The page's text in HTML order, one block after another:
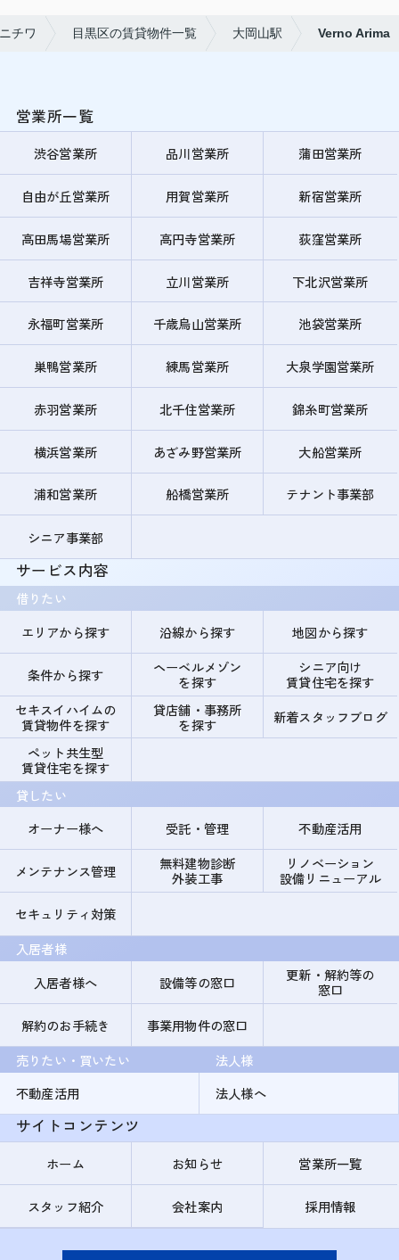
チワ 目黒区の賃貸物件一覧 大岡山駅 Verno Arima
営業所一覧
渋谷営業所 品川営業所 蒲田営業所
自由が丘営業所 用賀営業所 新宿営業所
高田馬場営業所 高円寺営業所 荻窪営業所
吉祥寺営業所 立川営業所 下北沢営業所
永福町営業所 千歳烏山営業所 池袋営業所
巣鴨営業所 練馬営業所 大泉学園営業所
赤羽営業所 北千住営業所 錦糸町営業所
横浜営業所 あざみ野営業所 大船営業所
浦和営業所 船橋営業所 テナント事業部
シニア事業部
サービス内容
借りたい
エリアから探す
沿線から探す 地図から探す
条件から探す
ヘーベルメゾン
を探す
シニア向け
賃貸住宅を探す
セキスイハイムの
賃貸物件を探す
貸店舗・事務所
を探す
新着スタッフブログ
ペット共生型
賃貸住宅を探す
貸したい
オーナー様へ
受託・管理 不動産活用
メンテナンス管理
無料建物診断
外装工事
リノベーション
設備リニューアル
セキュリティ対策
入居者様
入居者様へ
設備等の窓口
更新・解約等の
窓口
解約のお手続き
事業用物件の窓口
売りたい・買いたい
不動産活用
法人様
法人様へ
サイトコンテンツ
ホーム お知らせ 営業所一覧
スタッフ紹介 会社案内 採用情報